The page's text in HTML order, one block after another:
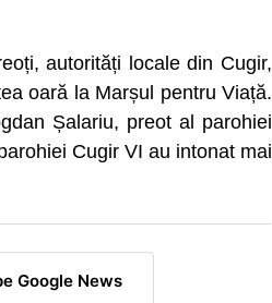
autorități locale din Cugir,
oară la Marșul pentru Viață.
Șalariu, preot al parohiei
Cugir VI au intonat mai
Google News